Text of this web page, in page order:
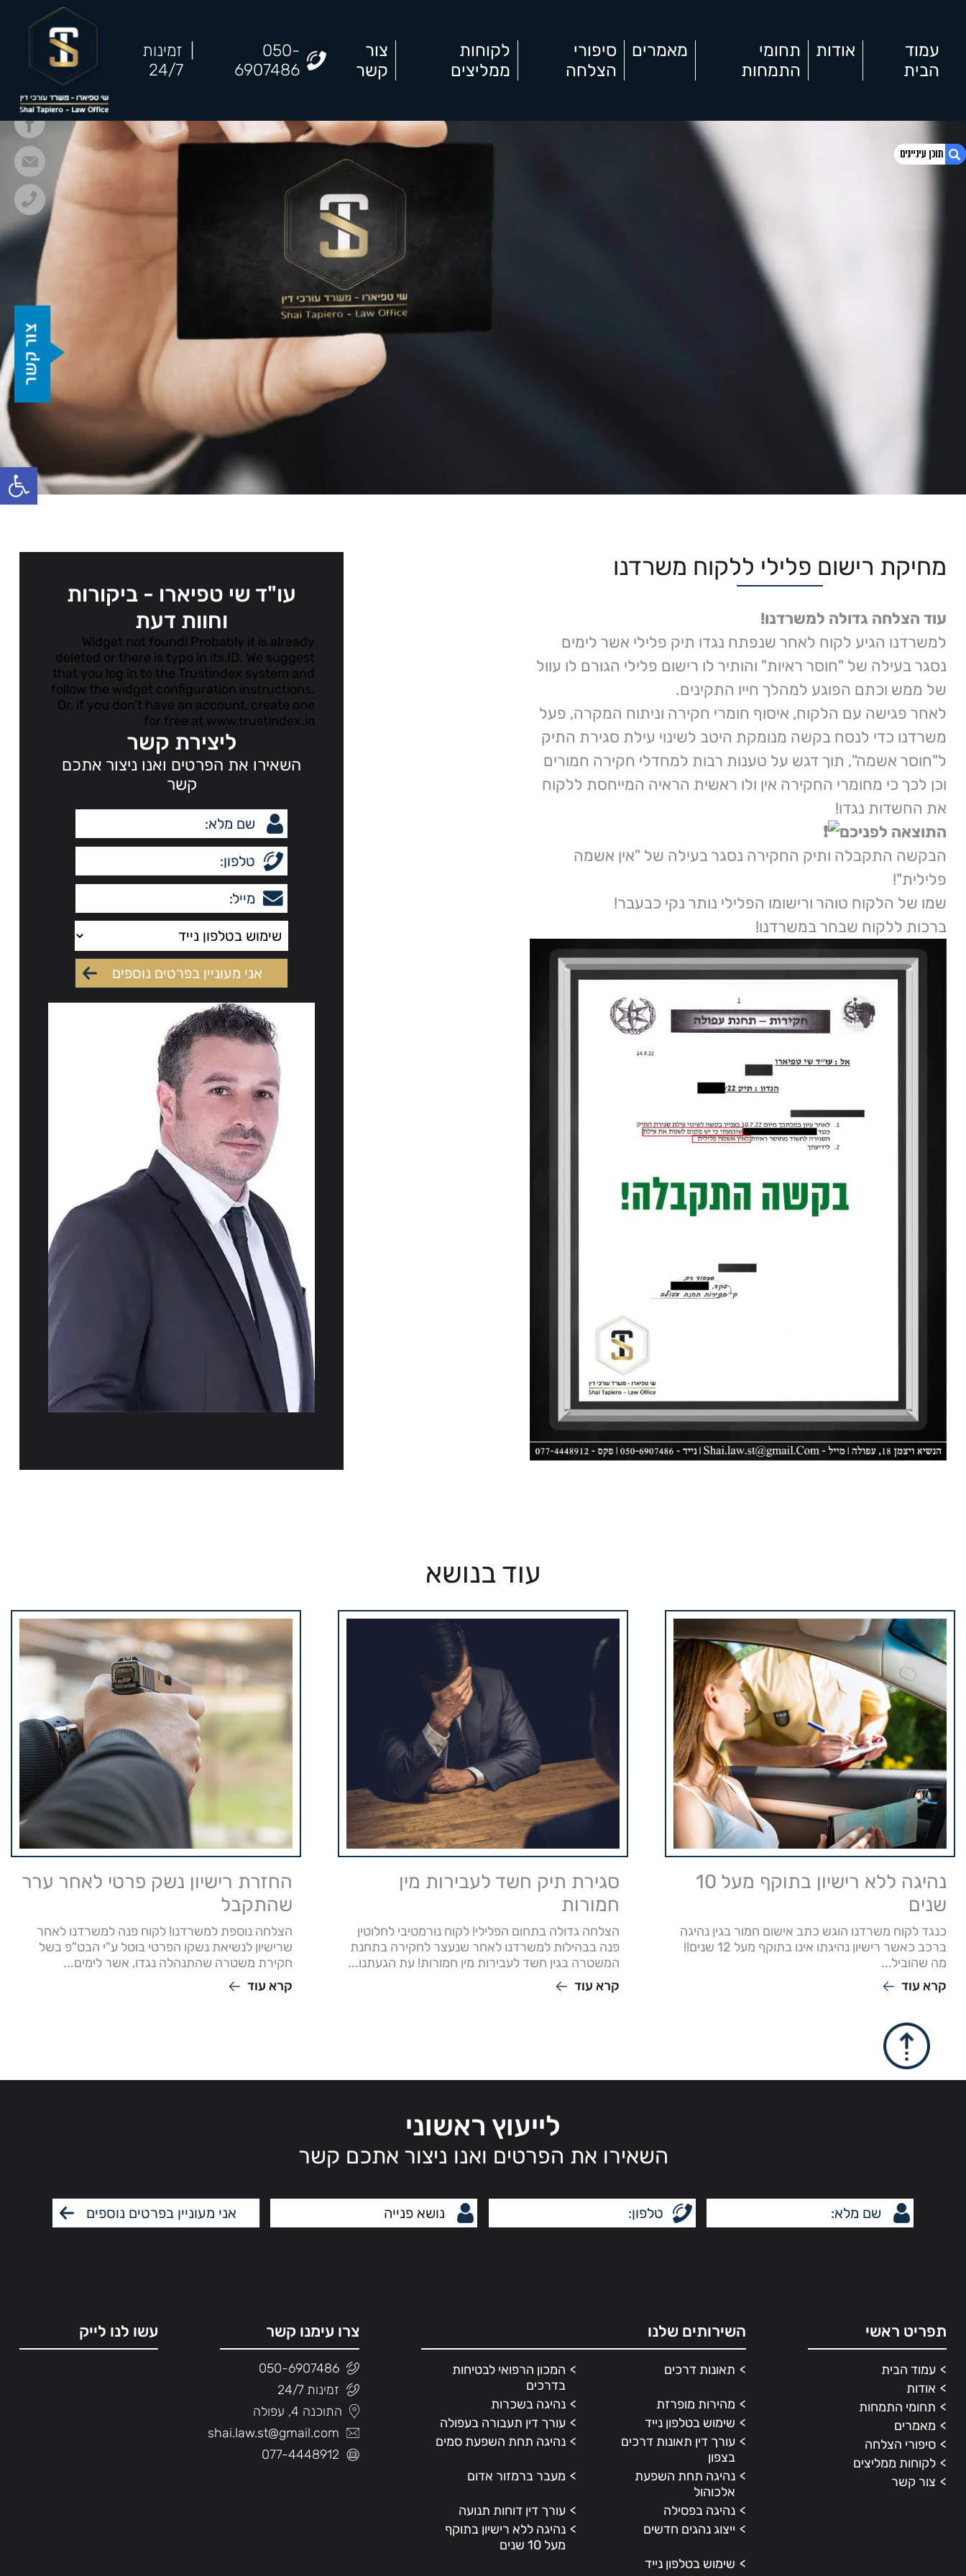
פתח
עמוד
הבית
אודות
תחומי
התמחות
מאמרים
סיפורי
הצלחה
לקוחות
ממליצים
צור
קשר
050-
6907486
זמינות
24/7
מחיקת רישום פלילי ללקוח משרדנו
עוד הצלחה גדולה למשרדנו!
למשרדנו הגיע לקוח לאחר שנפתח נגדו תיק פלילי אשר לימים
נסגר בעילה של "חוסר ראיות" והותיר לו רישום פלילי הגורם לו עוול
של ממש וכתם הפוגע למהלך חייו התקינים.
לאחר פגישה עם הלקוח, איסוף חומרי חקירה וניתוח המקרה, פעל
משרדנו כדי לנסח בקשה מנומקת היטב לשינוי עילת סגירת התיק
ל"חוסר אשמה", תוך דגש על טענות רבות למחדלי חקירה חמורים
וכן לכך כי מחומרי החקירה אין ולו ראשית הראיה המייחסת ללקוח
את החשדות נגדו!
התוצאה לפניכם
הבקשה התקבלה ותיק החקירה נסגר בעילה של "אין אשמה
פלילית"!
שמו של הלקוח טוהר ורישומו הפלילי נותר נקי כבעבר!
ברכות ללקוח שבחר במשרדנו!
עו"ד שי טפיארו - ביקורות
וחוות דעת
Widget not found! Probably it is already
deleted or there is typo in its ID. We suggest
that you log in to the Trustindex system and
follow the widget configuration instructions.
Or, if you don't have an account, create one
for free at www.trustindex.io
ליצירת קשר
השאירו את הפרטים ואנו ניצור אתכם
קשר
עוד בנושא
נהיגה ללא רישיון בתוקף מעל 10
שנים
כנגד לקוח משרדנו הוגש כתב אישום חמור בגין נהיגה
ברכב כאשר רישיון נהיגתו אינו בתוקף מעל 12 שנים!!
מה שהוביל...
קרא עוד
סגירת תיק חשד לעבירות מין
חמורות
הצלחה גדולה בתחום הפלילי! לקוח נורמטיבי לחלוטין
פנה בבהילות למשרדנו לאחר שנעצר לחקירה בתחנת
המשטרה בגין חשד לעבירות מין חמורות! עת הגעתנו...
קרא עוד
החזרת רישיון נשק פרטי לאחר ערר
שהתקבל
הצלחה נוספת למשרדנו! לקוח פנה למשרדנו לאחר
שרישיון לנשיאת נשקו הפרטי בוטל ע"י הבט"פ בשל
חקירת משטרה שהתנהלה נגדו, אשר לימים...
קרא עוד
לייעוץ ראשוני
השאירו את הפרטים ואנו ניצור אתכם קשר
תפריט ראשי
עמוד הבית
אודות
תחומי התמחות
מאמרים
סיפורי הצלחה
לקוחות ממליצים
צור קשר
השירותים שלנו
תאונות דרכים
המכון הרפואי לבטיחות
בדרכים
מהירות מופרזת
נהיגה בשכרות
שימוש בטלפון נייד
עורך דין תעבורה בעפולה
עורך דין תאונות דרכים
בצפון
נהיגה תחת השפעת סמים
נהיגה תחת השפעת
אלכוהול
מעבר ברמזור אדום
נהיגה בפסילה
עורך דין דוחות תנועה
ייצוג נהגים חדשים
נהיגה ללא רישיון בתוקף
מעל 10 שנים
שימוש בטלפון נייד
צרו עימנו קשר
050-6907486
זמינות 24/7
התוכנה 4, עפולה
shai.law.st@gmail.com
077-4448912
עשו לנו לייק